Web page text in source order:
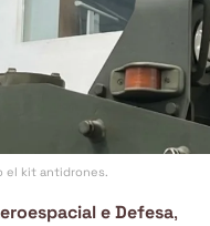
el kit antidrones.
e Defesa,